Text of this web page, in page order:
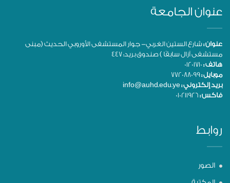
عنوان الجامعة
عنوان :شارع الستين الغربي- جوار المستشفى الأوروبي الحديث (مبنى
مستشفى آزال سابقًا ) صندوق بريد: 447
هاتف :
موبايل :
بريد إلكتروني :
فاكس :
روابط
الصور